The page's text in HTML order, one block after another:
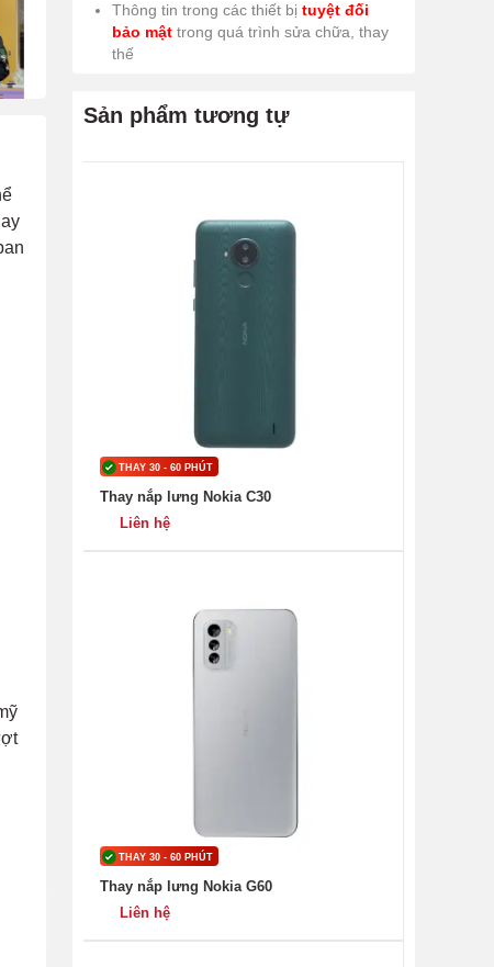
Thông tin trong các thiết bị tuyệt đối
bảo mật trong quá trình sửa chữa, thay
thế
Sản phẩm tương tự
THAY 30 - 60 PHÚT
Thay nắp lưng Nokia C30
Liên hệ
THAY 30 - 60 PHÚT
Thay nắp lưng Nokia G60
Liên hệ